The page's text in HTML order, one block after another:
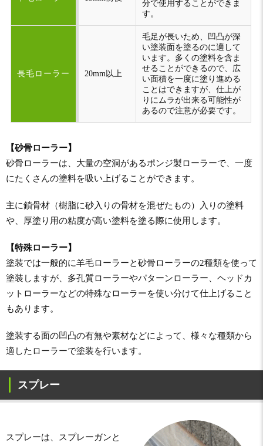
分で使用することができま
す。
長毛ローラー 20mm以上
毛足が長いため、凹凸が深
い塗装面を塗るのに適して
います。多くの塗料を含ま
せることができるので、広
い面積を一度に塗り進める
ことはできますが、仕上が
りにムラが出来る可能性が
あるので注意が必要です。
【砂骨ローラー】
砂骨ローラーは、大量の空洞があるポンジ製ローラーで、一度
にたくさんの塗料を吸い上げることができます。
主に鎖骨材（樹脂に砂入りの骨材を混ぜたもの）入りの塗料
や、厚塗り用の粘度が高い塗料を塗る際に使用します。
【特殊ローラー】
塗装では一般的に羊毛ローラーと砂骨ローラーの2種類を使って
塗装しますが、多孔質ローラーやパターンローラー、ヘッドカ
ットローラーなどの特殊なローラーを使い分けて仕上げること
もあります。
塗装する面の凹凸の有無や素材などによって、様々な種類から
適したローラーで塗装を行います。
スプレー
スプレーは、スプレーガンと